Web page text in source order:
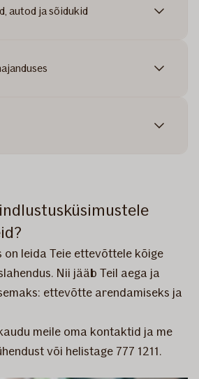
autod ja sõidukid
on leida Teie ettevõttele kõige
Nii jääb Teil aega ja
ettevõtte arendamiseks ja
meile oma kontaktid ja me
või helistage 777 1211.